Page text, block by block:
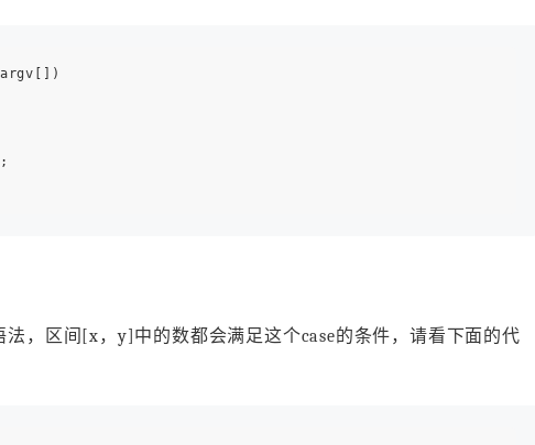
法，区间[x，y]中的数都会满足这个case的条件，请看下面的代